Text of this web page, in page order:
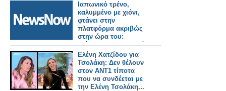
Ιαπωνικό τρένο,
καλυμμένο με χιόνι,
φτάνει στην
πλατφόρμα ακριβώς
στην ώρα του:
«Τίποτα δεν σταματά
σε αυτή τη χώρα!»
Ελένη Χατζίδου για
Τσολάκη: Δεν θέλουν
στον ΑΝΤ1 τίποτα
που να συνδέεται με
την Ελένη Τσολάκη...